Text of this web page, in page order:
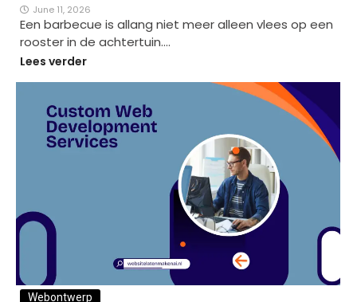
June 11, 2026
Een barbecue is allang niet meer alleen vlees op een
rooster in de achtertuin.…
Lees verder
Webontwerp